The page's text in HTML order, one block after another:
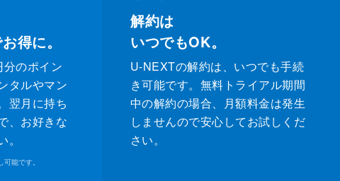
得に。
のポイン
タルやマン
翌月に持ち
、お好きな
能です。
解約は
いつでもOK。
U-NEXTの解約は、いつでも手続
き可能です。無料トライアル期間
中の解約の場合、月額料金は発生
しませんので安心してお試しくだ
さい。